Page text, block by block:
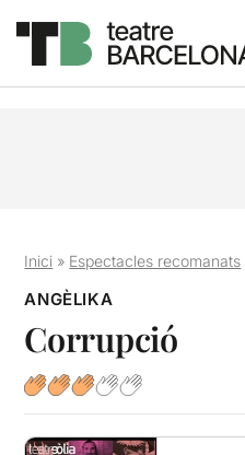
Inici » Espectacles recomanats
ANGÈLIKA
Corrupció